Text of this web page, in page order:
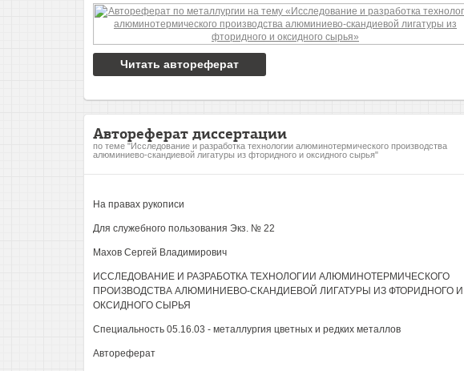
Читать автореферат
Автореферат диссертации
по теме "Исследование и разработка технологии алюминотермического производства
алюминиево-скандиевой лигатуры из фторидного и оксидного сырья"
На правах рукописи
Для служебного пользования Экз. № 22
Махов Сергей Владимирович
ИССЛЕДОВАНИЕ И РАЗРАБОТКА ТЕХНОЛОГИИ АЛЮМИНОТЕРМИЧЕСКОГО
ПРОИЗВОДСТВА АЛЮМИНИЕВО-СКАНДИЕВОЙ ЛИГАТУРЫ ИЗ ФТОРИДНОГО И
ОКСИДНОГО СЫРЬЯ
Специальность 05.16.03 - металлургия цветных и редких металлов
Автореферат